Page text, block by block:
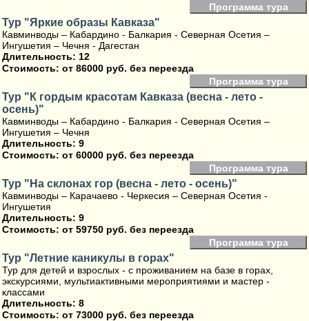
Программа тура
Тур "Яркие образы Кавказа"
Кавминводы – Кабардино - Балкария - Северная Осетия –
Ингушетия – Чечня - Дагестан
Длительность: 12
Стоимость: от 86000 руб. без переезда
Программа тура
Тур "К гордым красотам Кавказа (весна - лето -
осень)"
Кавминводы – Кабардино - Балкария - Северная Осетия –
Ингушетия – Чечня
Длительность: 9
Стоимость: от 60000 руб. без переезда
Программа тура
Тур "На склонах гор (весна - лето - осень)"
Кавминводы – Карачаево - Черкесия – Северная Осетия -
Ингушетия
Длительность: 9
Стоимость: от 59750 руб. без переезда
Программа тура
Тур "Летние каникулы в горах"
Тур для детей и взрослых - с проживанием на базе в горах,
экскурсиями, мультиактивными мероприятиями и мастер -
классами
Длительность: 8
Стоимость: от 73000 руб. без переезда